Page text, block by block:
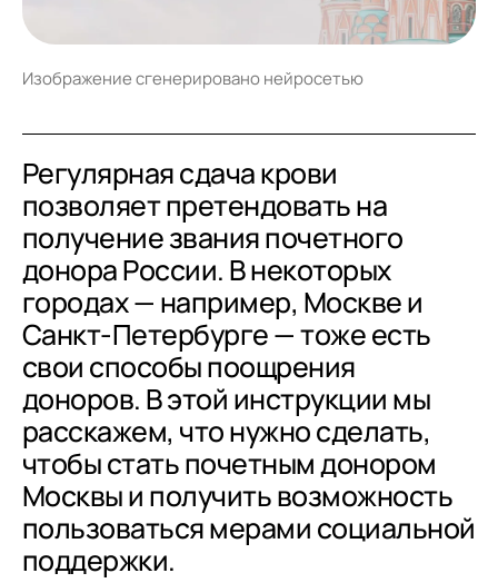
Изображение сгенерировано нейросетью
Регулярная сдача крови
позволяет претендовать на
получение звания почетного
донора России. В некоторых
городах — например, Москве и
Санкт-Петербурге — тоже есть
свои способы поощрения
доноров. В этой инструкции мы
расскажем, что нужно сделать,
чтобы стать почетным донором
Москвы и получить возможность
пользоваться мерами социальной
поддержки.